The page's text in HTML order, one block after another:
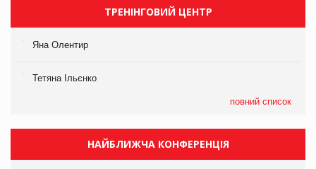
ТРЕНІНГОВИЙ ЦЕНТР
Яна Олентир
Тетяна Ільєнко
повний список
НАЙБЛИЖЧА КОНФЕРЕНЦІЯ